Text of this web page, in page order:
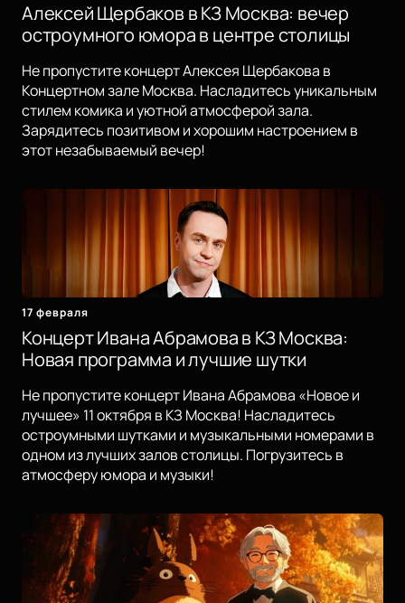
Алексей Щербаков в КЗ Москва: вечер
остроумного юмора в центре столицы
Не пропустите концерт Алексея Щербакова в
Концертном зале Москва. Насладитесь уникальным
стилем комика и уютной атмосферой зала.
Зарядитесь позитивом и хорошим настроением в
этот незабываемый вечер!
17 февраля
Концерт Ивана Абрамова в КЗ Москва:
Новая программа и лучшие шутки
Не пропустите концерт Ивана Абрамова «Новое и
лучшее» 11 октября в КЗ Москва! Насладитесь
остроумными шутками и музыкальными номерами в
одном из лучших залов столицы. Погрузитесь в
атмосферу юмора и музыки!